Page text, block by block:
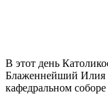
В этот день
Блаженнейший Илия
кафедральном